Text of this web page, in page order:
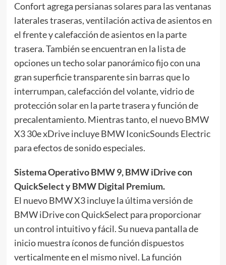
Confort agrega persianas solares para las ventanas
laterales traseras, ventilación activa de asientos en
el frente y calefacción de asientos en la parte
trasera. También se encuentran en la lista de
opciones un techo solar panorámico fijo con una
gran superficie transparente sin barras que lo
interrumpan, calefacción del volante, vidrio de
protección solar en la parte trasera y función de
precalentamiento. Mientras tanto, el nuevo BMW
X3 30e xDrive incluye BMW IconicSounds Electric
para efectos de sonido especiales.
Sistema Operativo BMW 9, BMW iDrive con
QuickSelect y BMW Digital Premium.
El nuevo BMW X3 incluye la última versión de
BMW iDrive con QuickSelect para proporcionar
un control intuitivo y fácil. Su nueva pantalla de
inicio muestra íconos de función dispuestos
verticalmente en el mismo nivel. La función